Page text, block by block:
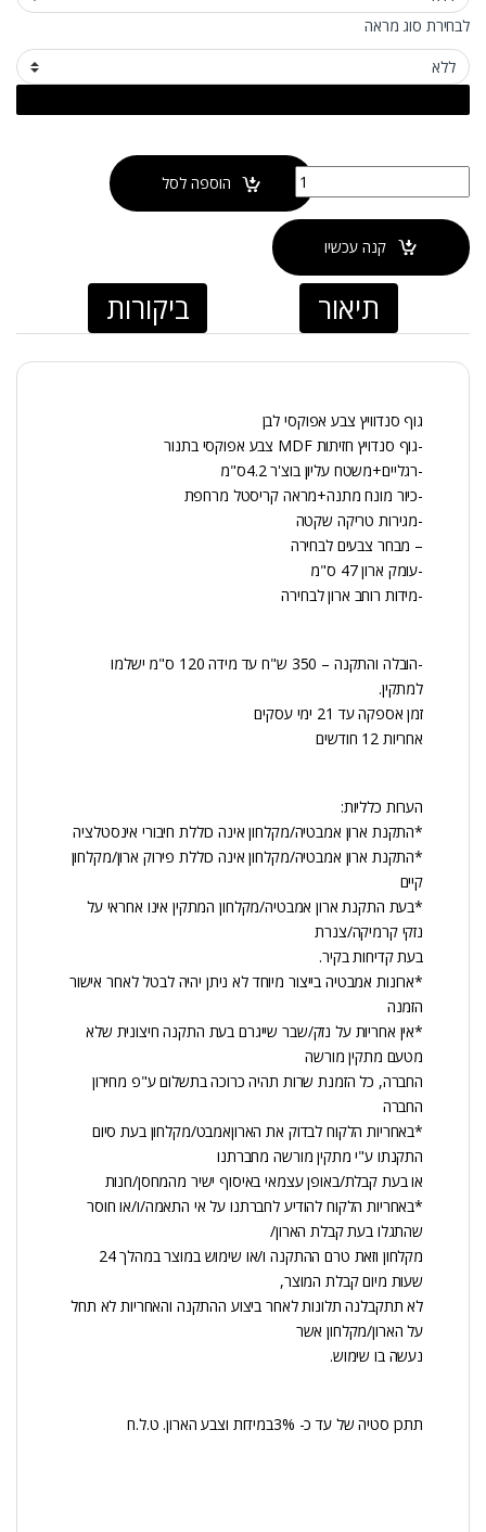
לבחירת סוג מראה
כמות של ארון אמבטיה טקסס מונח הוספה לסל
קנה עכשיו
תיאור ביקורות
גוף סנדוויץ צבע אפוקסי לבן
-גוף סנדויץ חזיתות MDF צבע אפוקסי בתנור
-רגליים+משטח עליון בוצ'ר 4.2ס"מ
-כיור מונח מתנה+מראה קריסטל מרחפת
-מגירות טריקה שקטה
– מבחר צבעים לבחירה
-עומק ארון 47 ס"מ
-מידות רוחב ארון לבחירה
-הובלה והתקנה – 350 ש"ח עד מידה 120 ס"מ ישלמו
למתקין.
זמן אספקה עד 21 ימי עסקים
אחריות 12 חודשים
הערות כלליות:
*התקנת ארון אמבטיה/מקלחון אינה כוללת חיבורי אינסטלציה
*התקנת ארון אמבטיה/מקלחון אינה כוללת פירוק ארון/מקלחון
קיים
*בעת התקנת ארון אמבטיה/מקלחון המתקין אינו אחראי על
נזקי קרמיקה/צנרת
בעת קדיחות בקיר.
*ארונות אמבטיה בייצור מיוחד לא ניתן יהיה לבטל לאחר אישור
הזמנה
*אין אחריות על נזק/שבר שייגרם בעת התקנה חיצונית שלא
מטעם מתקין מורשה
החברה, כל הזמנת שרות תהיה כרוכה בתשלום ע"פ מחירון
החברה
*באחריות הלקוח לבדוק את הארוןאמבט/מקלחון בעת סיום
התקנתו ע"י מתקין מורשה מחברתנו
או בעת קבלת/באופן עצמאי באיסוף ישיר מהמחסן/חנות
*באחריות הלקוח להודיע לחברתנו על אי התאמה/ו/או חוסר
שהתגלו בעת קבלת הארון/
מקלחון וזאת טרם ההתקנה ו/או שימוש במוצר במהלך 24
שעות מיום קבלת המוצר,
לא תתקבלנה תלונות לאחר ביצוע ההתקנה והאחריות לא תחל
על הארון/מקלחון אשר
נעשה בו שימוש.
תתכן סטיה של עד כ- 3%במידות וצבע הארון. ט.ל.ח